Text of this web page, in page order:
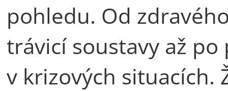
pohledu. Od
trávicí soustavy až
v krizových situacích.